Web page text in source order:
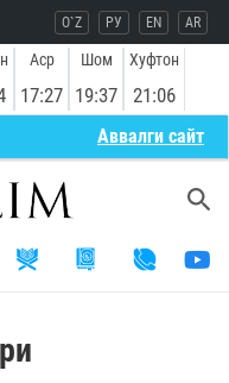
O`Z РУ EN AR
Аср
17:27
Шом
19:37
Хуфтон
21:06
Aввалги сайт